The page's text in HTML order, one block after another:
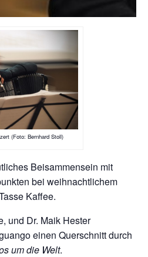
(Foto: Bernhard Stoll)
Beisammensein mit
bei weihnachtlichem
Kaffee.
und Dr. Maik Hester
einen Querschnitt durch
um die Welt.